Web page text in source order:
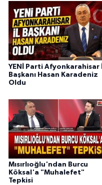
YENİ Parti Afyonkarahisar İl
Başkanı Hasan Karadeniz
Oldu
Mısırlıoğlu'ndan Burcu
Köksal'a "Muhalefet"
Tepkisi